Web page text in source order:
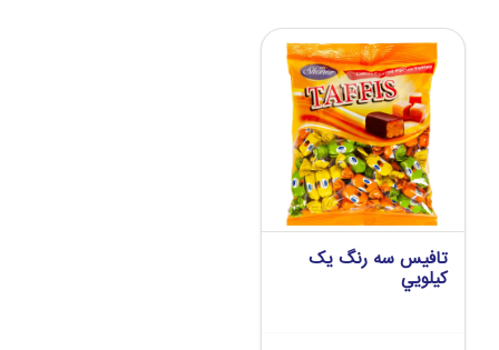
تافيس سه رنگ يک
کيلويي